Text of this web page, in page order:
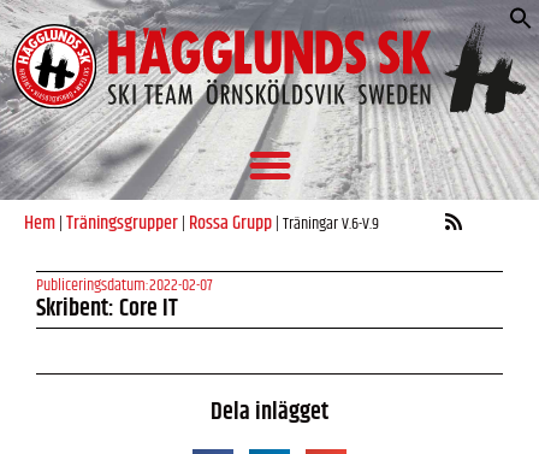
Hem|Träningsgrupper| Rossa Grupp|Träningar V.6-V.9
Publiceringsdatum:2022-02-07
Skribent: Core IT
Dela inlägget